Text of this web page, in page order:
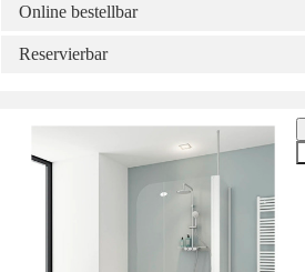
Online bestellbar
Reservierbar